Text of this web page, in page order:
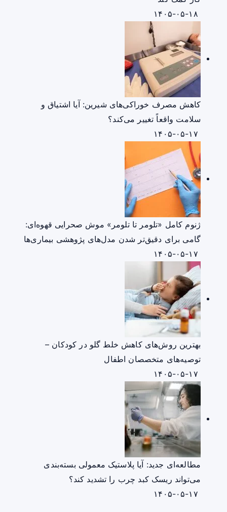
کاهش مصرف خوراکی‌های شیرین: آیا اشتیاق و
سلامت واقعاً تغییر می‌کند؟
ژنوم کامل «تلومر تا تلومر» موش صحرایی قهوه‌ای:
گامی برای دقیق‌تر شدن مدل‌های پژوهشی بیماری‌ها
بهترین روش‌های کاهش خلط گلو در کودکان –
توصیه‌های متخصصان اطفال
مطالعه‌ای جدید: آیا پلاستیک معمولی بسته‌بندی
می‌تواند ریسک کبد چرب را تشدید کند؟